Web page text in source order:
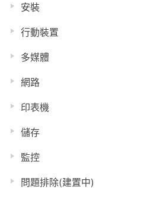
安裝
行動裝置
多媒體
網路
印表機
儲存
監控
問題排除(建置中)